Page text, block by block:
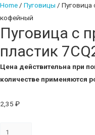
Home / Пуговицы / Пуговица
кофейный
Пуговица с
пластик
Цена действительна при
количестве применяются
2,35 ₽